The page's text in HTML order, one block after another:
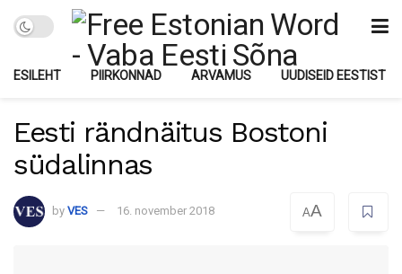
ESILEHT PIIRKONNAD ARVAMUS UUDISEID EESTIST
Eesti rändnäitus Bostoni
südalinnas
by VES 16. november 2018 AA